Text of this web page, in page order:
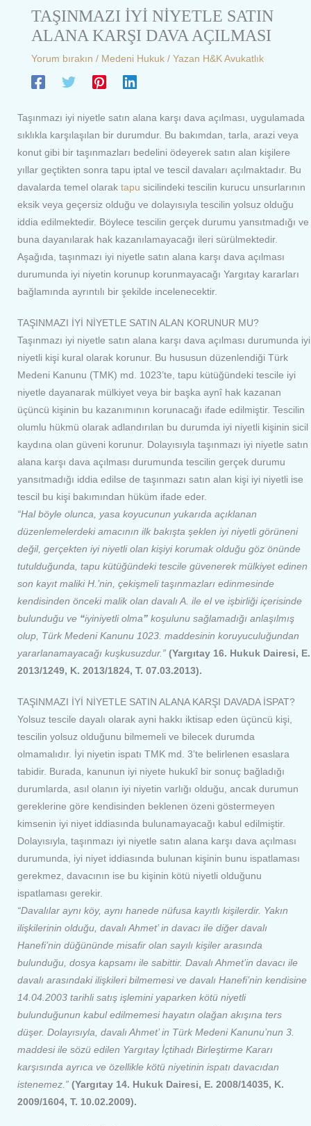
TAŞINMAZI İYİ NİYETLE SATIN
ALANA KARŞI DAVA AÇILMASI
Yorum bırakın / Medeni Hukuk / Yazan H&K Avukatlık
Taşınmazı iyi niyetle satın alana karşı dava açılması, uygulamada
sıklıkla karşılaşılan bir durumdur. Bu bakımdan, tarla, arazi veya
konut gibi bir taşınmazları bedelini ödeyerek satın alan kişilere
yıllar geçtikten sonra tapu iptal ve tescil davaları açılmaktadır. Bu
davalarda temel olarak tapu sicilindeki tescilin kurucu unsurlarının
eksik veya geçersiz olduğu ve dolayısıyla tescilin yolsuz olduğu
iddia edilmektedir. Böylece tescilin gerçek durumu yansıtmadığı ve
buna dayanılarak hak kazanılamayacağı ileri sürülmektedir.
Aşağıda, taşınmazı iyi niyetle satın alana karşı dava açılması
durumunda iyi niyetin korunup korunmayacağı Yargıtay kararları
bağlamında ayrıntılı bir şekilde incelenecektir.
TAŞINMAZI İYİ NİYETLE SATIN ALAN KORUNUR MU?
Taşınmazı iyi niyetle satın alana karşı dava açılması durumunda iyi
niyetli kişi kural olarak korunur. Bu hususun düzenlendiği Türk
Medeni Kanunu (TMK) md. 1023’te, tapu kütüğündeki tescile iyi
niyetle dayanarak mülkiyet veya bir başka aynî hak kazanan
üçüncü kişinin bu kazanımının korunacağı ifade edilmiştir. Tescilin
olumlu hükmü olarak adlandırılan bu durumda iyi niyetli kişinin sicil
kaydına olan güveni korunur. Dolayısıyla taşınmazı iyi niyetle satın
alana karşı dava açılması durumunda tescilin gerçek durumu
yansıtmadığı iddia edilse de taşınmazı satın alan kişi iyi niyetli ise
tescil bu kişi bakımından hüküm ifade eder.
“Hal böyle olunca, yasa koyucunun yukarıda açıklanan
düzenlemelerdeki amacının ilk bakışta şeklen iyi niyetli görüneni
değil, gerçekten iyi niyetli olan kişiyi korumak olduğu göz önünde
tutulduğunda, tapu kütüğündeki tescile güvenerek mülkiyet edinen
son kayıt maliki H.’nin, çekişmeli taşınmazları edinmesinde
kendisinden önceki malik olan davalı A. ile el ve işbirliği içerisinde
bulunduğu ve “iyiniyetli olma” koşulunu sağlamadığı anlaşılmış
olup, Türk Medeni Kanunu 1023. maddesinin koruyuculuğundan
yararlanamayacağı kuşkusuzdur.” (Yargıtay 16. Hukuk Dairesi, E.
2013/1249, K. 2013/1824, T. 07.03.2013).
TAŞINMAZI İYİ NİYETLE SATIN ALANA KARŞI DAVADA İSPAT?
Yolsuz tescile dayalı olarak ayni hakkı iktisap eden üçüncü kişi,
tescilin yolsuz olduğunu bilmemeli ve bilecek durumda
olmamalıdır. İyi niyetin ispatı TMK md. 3’te belirlenen esaslara
tabidir. Burada, kanunun iyi niyete hukukî bir sonuç bağladığı
durumlarda, asıl olanın iyi niyetin varlığı olduğu, ancak durumun
gereklerine göre kendisinden beklenen özeni göstermeyen
kimsenin iyi niyet iddiasında bulunamayacağı kabul edilmiştir.
Dolayısıyla, taşınmazı iyi niyetle satın alana karşı dava açılması
durumunda, iyi niyet iddiasında bulunan kişinin bunu ispatlaması
gerekmez, davacının ise bu kişinin kötü niyetli olduğunu
ispatlaması gerekir.
“Davalılar aynı köy, aynı hanede nüfusa kayıtlı kişilerdir. Yakın
ilişkilerinin olduğu, davalı Ahmet’ in davacı ile diğer davalı
Hanefi’nin düğününde misafir olan sayılı kişiler arasında
bulunduğu, dosya kapsamı ile sabittir. Davalı Ahmet’in davacı ile
davalı arasındaki ilişkileri bilmemesi ve davalı Hanefi’nin kendisine
14.04.2003 tarihli satış işlemini yaparken kötü niyetli
bulunduğunun kabul edilmemesi hayatın olağan akışına ters
düşer. Dolayısıyla, davalı Ahmet’ in Türk Medeni Kanunu’nun 3.
maddesi ile sözü edilen Yargıtay İçtihadı Birleştirme Kararı
karşısında ayrıca ve özellikle kötü niyetinin ispatı davacıdan
istenemez.” (Yargıtay 14. Hukuk Dairesi, E. 2008/14035, K.
2009/1604, T. 10.02.2009).